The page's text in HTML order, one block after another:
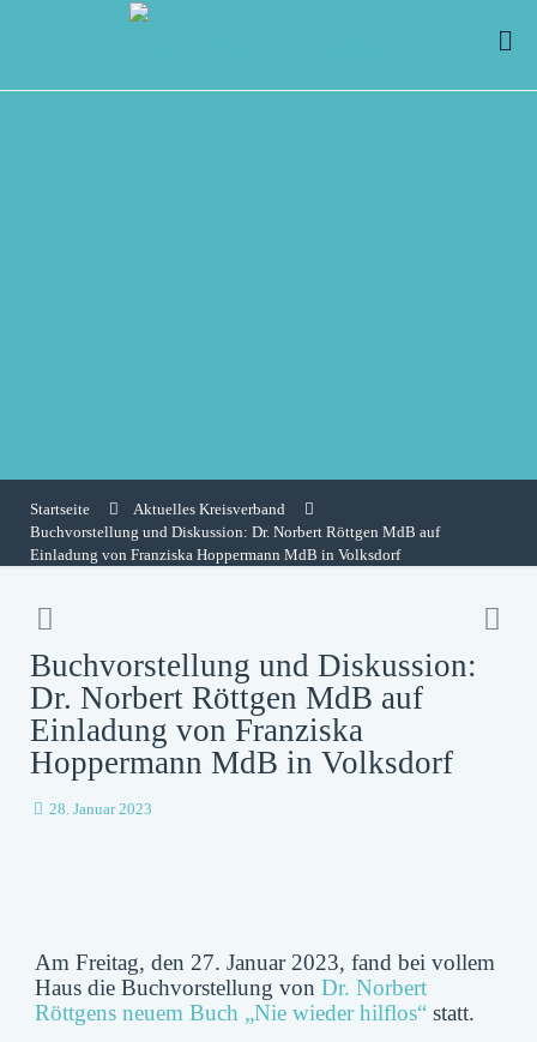
Startseite
Aktuelles Kreisverband
Buchvorstellung und Diskussion: Dr. Norbert Röttgen MdB auf
Einladung von Franziska Hoppermann MdB in Volksdorf
Buchvorstellung und Diskussion:
Dr. Norbert Röttgen MdB auf
Einladung von Franziska
Hoppermann MdB in Volksdorf
28. Januar 2023
Am Freitag, den 27. Januar 2023, fand bei vollem
Haus die Buchvorstellung von Dr. Norbert
Röttgens neuem Buch „Nie wieder hilflos“statt.